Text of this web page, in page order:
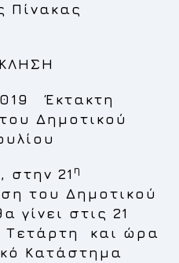
Πίνακας
Έκτακτη
Δημοτικού
στην21 η
του Δημοτικού
γίνει στις21
Τετάρτη και ώρα
Κατάστημα